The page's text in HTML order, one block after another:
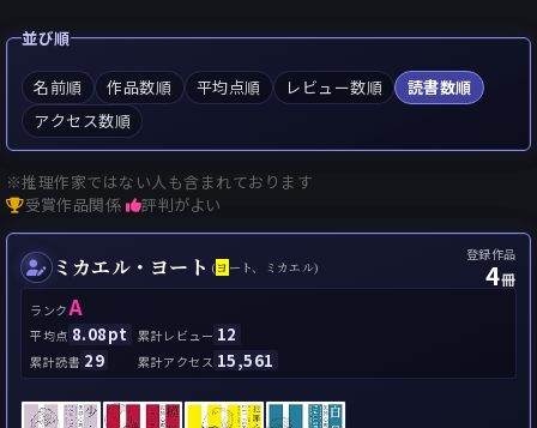
並び順
名前順 作品数順 平均点順 レビュー数順
読書数順
アクセス数順
※推理作家ではない人も含まれております
受賞作品関係
評判がよい
ミカエル・ヨート (ヨ ート、ミカエル)
登録作品
4冊
ランクA
平均点 8.08pt 累計レビュー 12
累計読書 29 累計アクセス 15,561